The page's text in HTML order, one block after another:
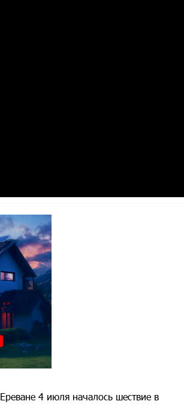
4 июля началось шествие в